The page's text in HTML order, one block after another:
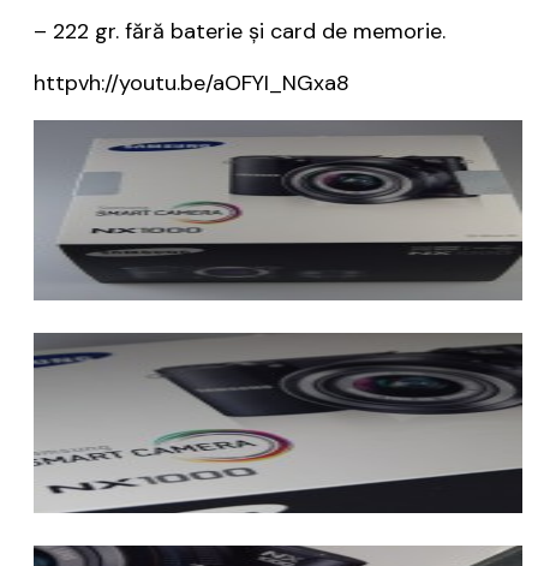
– 222 gr. fără baterie și card de memorie.
httpvh://youtu.be/aOFYI_NGxa8